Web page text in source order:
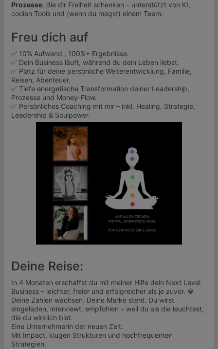
Prozesse, die dir Freiheit schenken – unterstützt von KI,
coolen Tools und (wenn du magst) einem Team.
Freu dich auf
✅ 10% Aufwand , 100%+ Ergebnisse.
✅ Dein Business läuft, während du dein Leben liebst.
✅ Platz für deine persönliche Weiterentwicklung, Familie,
Reisen, Abenteuer.
✅ Tiefe energetische Transformation deiner Leadership,
Prozesse und Money-Flow.
✅ Persönliches Coaching mit mir – inkl. Healing, Strategie,
Leadership & Soulpower.
Deine Reise:
In 4 Monaten erschaffst du mit meiner Hilfe dein Next Level
Business – leichter, freier und erfolgreicher als je zuvor. 💎
Deine Zahlen wachsen. Deine Marke steht. Du wirst
eingeladen, interviewt, empfohlen – weil du als die leuchtest,
die du wirklich bist.
Eine Unternehmerin der neuen Zeit.
Mit Impact, klugen Strukturen und hochfrequenten
Strategien.